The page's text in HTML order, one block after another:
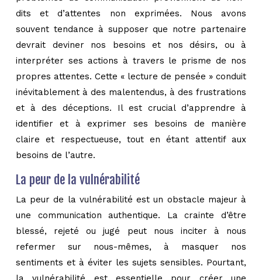
dits et d’attentes non exprimées. Nous avons
souvent tendance à supposer que notre partenaire
devrait deviner nos besoins et nos désirs, ou à
interpréter ses actions à travers le prisme de nos
propres attentes. Cette « lecture de pensée » conduit
inévitablement à des malentendus, à des frustrations
et à des déceptions. Il est crucial d’apprendre à
identifier et à exprimer ses besoins de manière
claire et respectueuse, tout en étant attentif aux
besoins de l’autre.
La peur de la vulnérabilité
La peur de la vulnérabilité est un obstacle majeur à
une communication authentique. La crainte d’être
blessé, rejeté ou jugé peut nous inciter à nous
refermer sur nous-mêmes, à masquer nos
sentiments et à éviter les sujets sensibles. Pourtant,